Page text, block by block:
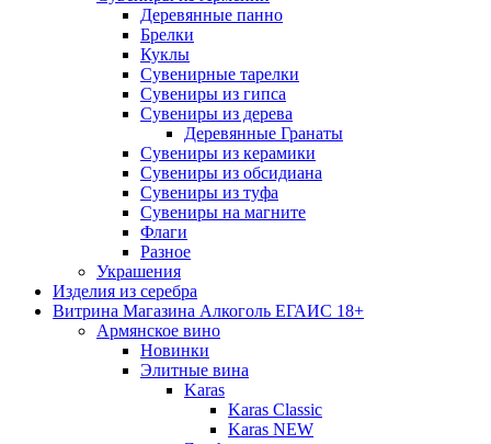
Деревянные панно
Брелки
Куклы
Сувенирные тарелки
Сувениры из гипса
Сувениры из дерева
Деревянные Гранаты
Сувениры из керамики
Сувениры из обсидиана
Сувениры из туфа
Сувениры на магните
Флаги
Разное
Украшения
Изделия из серебра
Витрина Магазина Алкоголь ЕГАИС 18+
Армянское вино
Новинки
Элитные вина
Karas
Karas Classic
Karas NEW